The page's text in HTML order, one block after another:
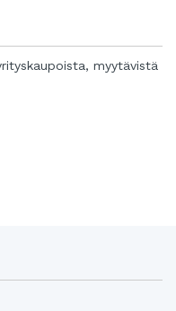
myytävistä